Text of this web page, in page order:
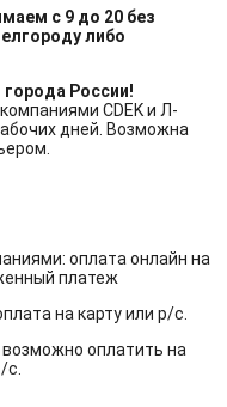
с 9 до 20 без
либо
России!
CDEK и Л-
дней. Возможна
оплата онлайн на
платеж
на карту или р/с.
оплатить на